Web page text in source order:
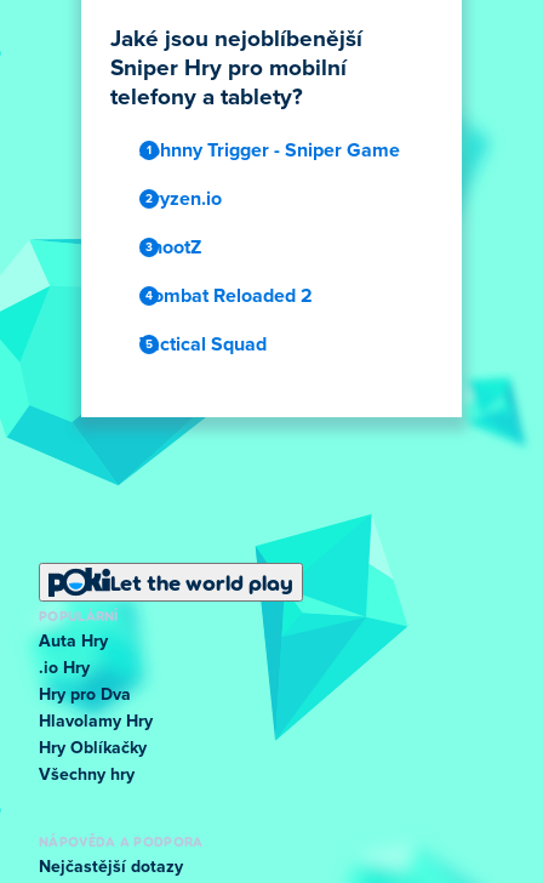
Jaké jsou nejoblíbenější
Sniper Hry pro mobilní
telefony a tablety?
Johnny Trigger - Sniper Game
Cryzen.io
ShootZ
Combat Reloaded 2
Tactical Squad
Let the world play
POPULÁRNÍ
Auta Hry
.io Hry
Hry pro Dva
Hlavolamy Hry
Hry Oblíkačky
Všechny hry
NÁPOVĚDA A PODPORA
Nejčastější dotazy